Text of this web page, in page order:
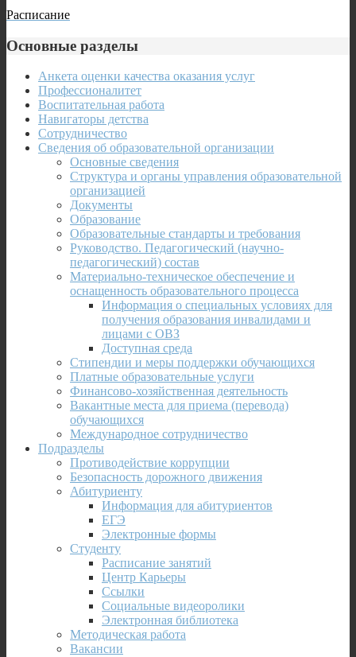
Расписание
Основные разделы
Анкета оценки качества оказания услуг
Профессионалитет
Воспитательная работа
Навигаторы детства
Сотрудничество
Сведения об образовательной организации
Основные сведения
Структура и органы управления образовательной
организацией
Документы
Образование
Образовательные стандарты и требования
Руководство. Педагогический (научно-
педагогический) состав
Материально-техническое обеспечение и
оснащенность образовательного процесса
Информация о специальных условиях для
получения образования инвалидами и
лицами с ОВЗ
Доступная среда
Стипендии и меры поддержки обучающихся
Платные образовательные услуги
Финансово-хозяйственная деятельность
Вакантные места для приема (перевода)
обучающихся
Международное сотрудничество
Подразделы
Противодействие коррупции
Безопасность дорожного движения
Абитуриенту
Информация для абитуриентов
ЕГЭ
Электронные формы
Студенту
Расписание занятий
Центр Карьеры
Ссылки
Социальные видеоролики
Электронная библиотека
Методическая работа
Вакансии